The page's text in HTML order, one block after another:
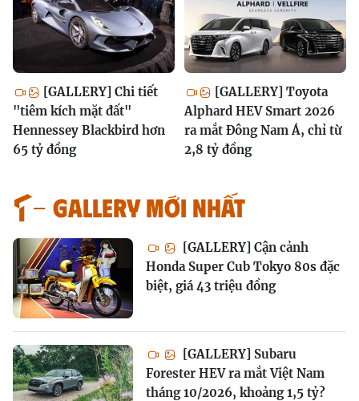
[GALLERY] Chi tiết
"tiêm kích mặt đất"
Hennessey Blackbird hơn
65 tỷ đồng
[GALLERY] Toyota
Alphard HEV Smart 2026
ra mắt Đông Nam Á, chỉ từ
2,8 tỷ đồng
GALLERY MỚI NHẤT
[GALLERY] Cận cảnh
Honda Super Cub Tokyo 80s đặc
biệt, giá 43 triệu đồng
[GALLERY] Subaru
Forester HEV ra mắt Việt Nam
tháng 10/2026, khoảng 1,5 tỷ?